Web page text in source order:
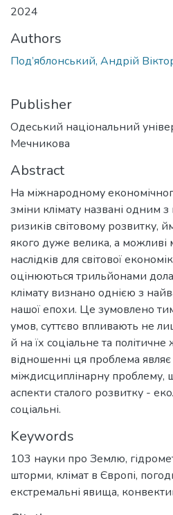
2024
Authors
Под’яблонський, Андрій
Publisher
Одеський національний
Мечникова
Abstract
На міжнародному
зміни клімату названі одним
ризиків світовому розвитку,
якого дуже велика, а можливі
наслідків для світової
оцінюються трильйонами
клімату визнано однією з
нашої епохи. Це зумовлено
умов, суттєво впливають не
й на їх соціальне та
відношенні ця проблема
міждисциплінарну проблему,
аспекти сталого розвитку -
соціальні.
Keywords
103 науки про Землю,
шторми, клімат в Європі,
екстремальні явища,